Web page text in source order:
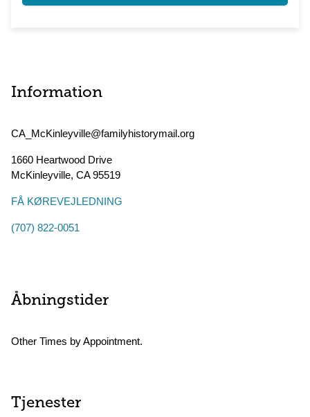
Information
CA_McKinleyville@familyhistorymail.org
1660 Heartwood Drive
McKinleyville, CA95519
FÅ KØREVEJLEDNING
(707) 822-0051
Åbningstider
Other Times by Appointment.
Tjenester